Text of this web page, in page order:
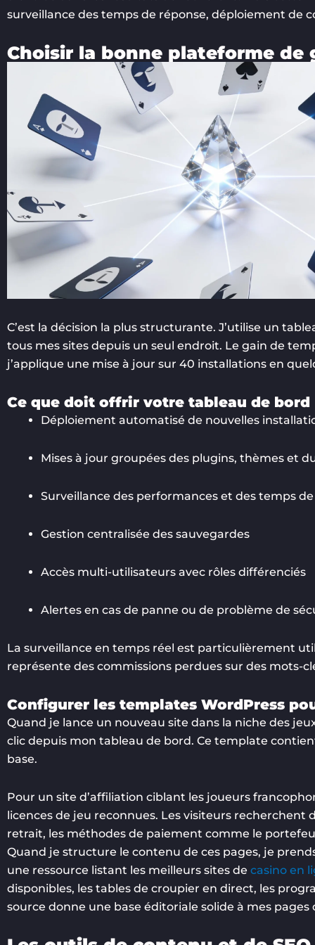
surveillance des temps de réponse, déploiement de
Choisir la bonne plateforme
C’est la décision la plus structurante. J’utilise un
tous mes sites depuis un seul endroit. Le gain de
j’applique une mise à jour sur 40 installations en
Ce que doit offrir votre tableau de bord
Déploiement automatisé de nouvelles
Mises à jour groupées des plugins, thèmes et
Surveillance des performances et des temps
Gestion centralisée des sauvegardes
Accès multi-utilisateurs avec rôles différenciés
Alertes en cas de panne ou de problème de
La surveillance en temps réel est particulièrement
représente des commissions perdues sur des mots-
Configurer les templates WordPress
Quand je lance un nouveau site dans la niche des
clic depuis mon tableau de bord. Ce template
base.
Pour un site d’affiliation ciblant les joueurs
licences de jeu reconnues. Les visiteurs recherchent
retrait, les méthodes de paiement comme le
Quand je structure le contenu de ces pages, je
une ressource listant les meilleurs sites de casino en
disponibles, les tables de croupier en direct, les
source donne une base éditoriale solide à mes pages